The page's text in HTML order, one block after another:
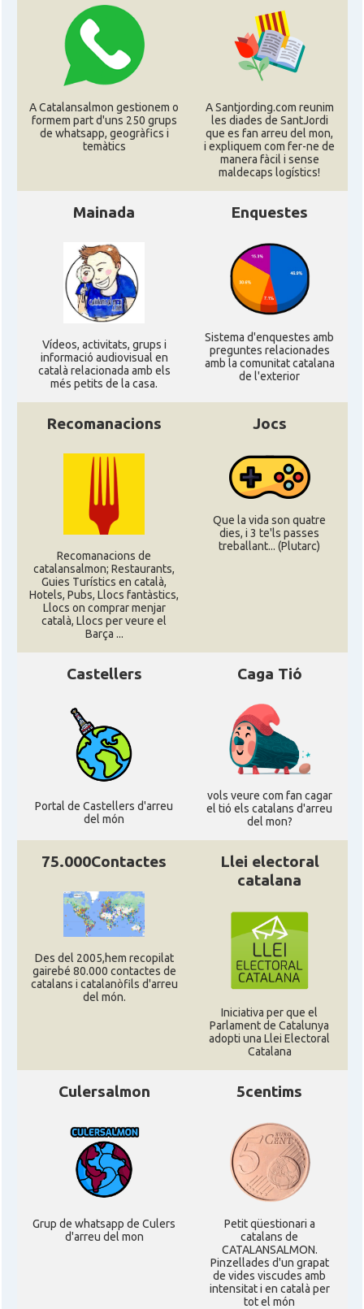
A Catalansalmon gestionem o
formem part d'uns 250 grups
de whatsapp, geogràfics i
temàtics
A Santjording.com reunim
les diades de SantJordi
que es fan arreu del mon,
i expliquem com fer-ne de
manera fàcil i sense
maldecaps logí­stics!
Mainada
Ví­deos, activitats, grups i
informació audiovisual en
català relacionada amb els
més petits de la casa.
Enquestes
Sistema d'enquestes amb
preguntes relacionades
amb la comunitat catalana
de l'exterior
Recomanacions
Recomanacions de
catalansalmon; Restaurants,
Guies Turístics en català,
Hotels, Pubs, Llocs fantàstics,
Llocs on comprar menjar
català, Llocs per veure el
Barça ...
Jocs
Que la vida son quatre
dies, i 3 te'ls passes
treballant... (Plutarc)
Castellers
Portal de Castellers d'arreu
del món
Caga Tió
vols veure com fan cagar
el tió els catalans d'arreu
del mon?
75.000Contactes
Des del 2005,hem recopilat
gairebé 80.000 contactes de
catalans i catalanòfils d'arreu
del món.
Llei electoral
catalana
Iniciativa per que el
Parlament de Catalunya
adopti una Llei Electoral
Catalana
Culersalmon
Grup de whatsapp de Culers
d'arreu del mon
5centims
Petit qüestionari a
catalans de
CATALANSALMON.
Pinzellades d'un grapat
de vides viscudes amb
intensitat i en català per
tot el món